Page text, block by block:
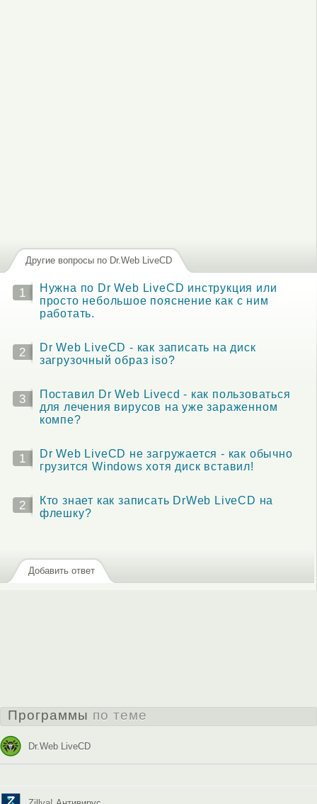
Другие вопросы по Dr.Web LiveCD
1
Нужна по Dr Web LiveCD инструкция или
просто небольшое пояснение как с ним
работать.
2
Dr Web LiveCD - как записать на диск
загрузочный образ iso?
3
Поставил Dr Web Livecd - как пользоваться
для лечения вирусов на уже зараженном
компе?
1
Dr Web LiveCD не загружается - как обычно
грузится Windows хотя диск вставил!
2
Кто знает как записать DrWeb LiveCD на
флешку?
Добавить ответ
Программы по теме
Dr.Web LiveCD